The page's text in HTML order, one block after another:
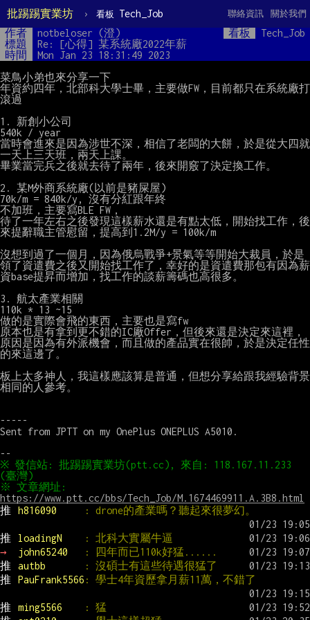
批踢踢實業坊 › 看板 Tech_Job 關於我們
聯絡資訊
作者 notbeloser (澄) 看板
Tech_Job
標題
Re: [心得] 某系統廠2022年薪
時間
Mon Jan 23 18:31:49 2023
菜鳥小弟也來分享一下
年資約四年，北部科大學士畢，主要做FW，目前都只在系統廠打
滾過
1. 新創小公司
540k / year
當時會進來是因為涉世不深，相信了老闆的大餅，於是從大四就
一天上三天班，兩天上課。
畢業當完兵之後就去待了兩年，後來開竅了決定換工作。
2. 某M外商系統廠(以前是豬屎屋)
70k/m = 840k/y, 沒有分紅跟年終
不加班，主要寫BLE FW，
待了一年左右之後發現這樣薪水還是有點太低，開始找工作，後
來提辭職主管慰留，提高到1.2M/y = 100k/m
沒想到過了一個月，因為俄烏戰爭+景氣等等開始大裁員，於是
領了資遣費之後又開始找工作了，幸好的是資遣費那包有因為薪
資base提昇而增加，找工作的談薪籌碼也高很多。
3. 航太產業相關
110k * 13 ~15
做的是實際會飛的東西，主要也是寫fw
原本也是有拿到更不錯的IC廠Offer，但後來還是決定來這裡，
原因是因為有外派機會，而且做的產品實在很帥，於是決定任性
的來這邊了。
板上太多神人，我這樣應該算是普通，但想分享給跟我經驗背景
相同的人參考。
-----
Sent from JPTT on my OnePlus ONEPLUS A5010.
※ 發信站: 批踢踢實業坊(ptt.cc), 來自: 118.167.11.233
https://www.ptt.cc/bbs/Tech_Job/M.1674469911.A.3B8.html
推
h816090 : drone的產業嗎？聽起來很夢幻。
推 loadingN
: 北科大實屬牛逼
→
john65240
: 四年而已110k好猛......
推
autbb
: 沒碩士有這些待遇很猛了
推
PauFrank5566 : 學士4年資歷拿月薪11萬，不錯了
推 ming5566
: 猛